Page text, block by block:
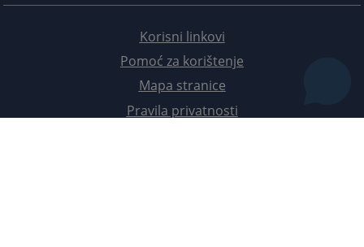
Korisni linkovi
Pomoć za korištenje
Mapa stranice
Pravila privatnosti